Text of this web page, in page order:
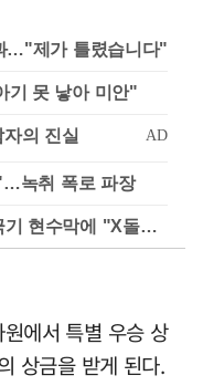
…"제가 틀렸습니다"
기 못 낳아 미안"
녹취 폭로 파장
김희철, 거꾸로 걸린 광복절 태극기 현수막에 "X돌았네"
에서 특별 우승 상
상금을 받게 된다.